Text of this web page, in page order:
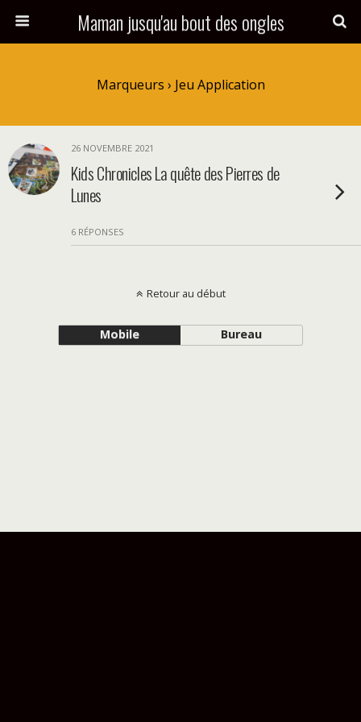
Maman jusqu'au bout des ongles
Marqueurs › Jeu Application
26 NOVEMBRE 2021
Kids Chronicles La quête des Pierres de
Lunes
6 RÉPONSES
Retour au début
Mobile Bureau